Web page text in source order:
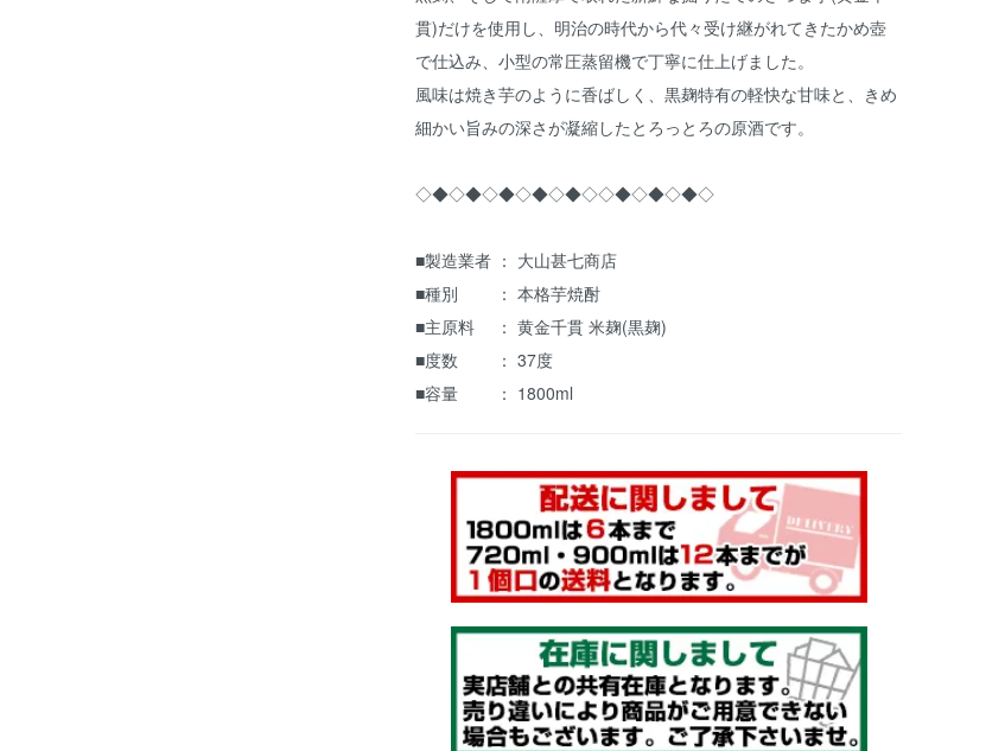
貫)だけを使用し、明治の時代から代々受け継がれてきたかめ壺
で仕込み、小型の常圧蒸留機で丁寧に仕上げました。
風味は焼き芋のように香ばしく、黒麹特有の軽快な甘味と、きめ
細かい旨みの深さが凝縮したとろっとろの原酒です。
◇◆◇◆◇◆◇◆◇◆◇◇◆◇◆◇◆◇
■製造業者 ： 大山甚七商店
■種別 ： 本格芋焼酎
■主原料 ： 黄金千貫 米麹(黒麹)
■度数 ： 37度
■容量 ： 1800ml